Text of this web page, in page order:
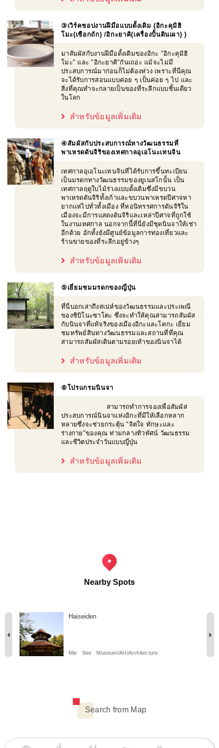
③เวิร์คชอปงานฝีมือแบบดั้งเดิม (อิกะคุมิฮิ
โมะ(เชือกถัก) /อิกะยาคิ(เครื่องปั้นดินเผา) )
มาสัมผัสกับงานฝีมือดั้งเดิมของอิกะ "อิกะคุมิฮิ
โมะ" และ "อิกะยาคิ"กันเถอะ แม้จะไม่มี
ประสบการณ์มาก่อนก็ไม่ต้องห่วง เพราะที่นี่คุณ
จะได้รับการสอนแบบค่อย ๆ เป็นค่อย ๆ ไป และ
สิ่งที่คุณทำจะกลายเป็นของที่ระลึกแบบชิ้นเดียว
ในโลก
สำหรับข้อมูลเพิ่มเติม
④สัมผัสกับประสบการณ์ทางวัฒนธรรมที่
พาเหรดดันจิริของเทศกาลอุเอโนะเทนจิน
เทศกาลอุเอโนะเทนจินที่ได้รับการขึ้นทะเบียน
เป็นมรดกทางวัฒนธรรมของยูเนสโกนั้น เป็น
เทศกาลฤดูใบไม้ร่วงแบบดั้งเดิมซึ่งมีขบวน
พาเหรดดันจิริทั้งเก้าและขบวนพาเหรดปีศาจหา
ยากแห่ไปทั่วทั้งเมือง ที่หอนิทรรศการดันจิริใน
เมืองจะมีการแสดงดันจิริและเหล่าปีศาจที่ถูกใช้
ในงานเทศกาล นอกจากนี้ที่นี่ยังมีชุดนินจาให้เช่า
อีกด้วย อักทั้งยังมีศูนย์ข้อมูลการท่องเที่ยวและ
ร้านขายของที่ระลึกอยู่ข้างๆ
สำหรับข้อมูลเพิ่มเติม
⑤เยี่ยมชมมรดกของญี่ปุ่น
ที่นี่บอกเล่าถึงสเน่ห์ของวัฒนธรรมและประเพณี
ของชิบิโนะซาโตะ ซึ่งจะทำให้คุณสามารถสัมผัส
กับนินจาที่แท้จริงของเมืองอิกะและโคกะ เยี่ยม
ชมทรัพย์สินทางวัฒนธรรมและสถานที่ที่คุณ
สามารถสัมผัสเดินตามรอยเท้าของนินจาได้
สำหรับข้อมูลเพิ่มเติม
⑥โปรแกรมนินจา
สามารถทำการจองเพื่อสัมผัส
ประสบการณ์นินจาแห่งอิกะที่มีให้เลือกหลาก
หลายซึ่งจะช่วยกระตุ้น "จิตใจ ทักษะและ
ร่างกาย"ของคุณ ท่ามกลางทิวทัศน์ วัฒนธรรม
และชีวิตประจำวันแบบญี่ปุ่น
สำหรับข้อมูลเพิ่มเติม
Nearby Spots
Haiseiden
Mie See Museum/Art/Architecture
Search from Map